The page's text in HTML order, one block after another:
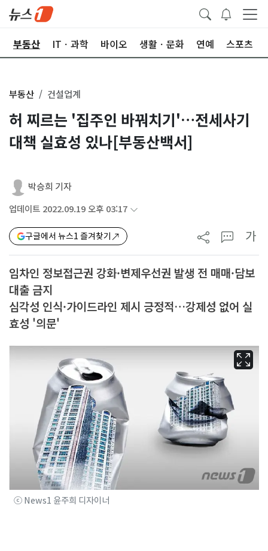
부동산 ITㆍ과학 바이오 생활ㆍ문화 연예 스포츠
부동산 건설업계
허 찌르는 '집주인 바꿔치기'…전세사기
대책 실효성 있나[부동산백서]
박승희 기자
업데이트 2022.09.19 오후 03:17
구글에서 뉴스1 즐겨찾기 가
임차인 정보접근권 강화·변제우선권 발생 전 매매·담보
대출 금지
심각성 인식·가이드라인 제시 긍정적…강제성 없어 실
효성 '의문'
ⓒ News1 윤주희 디자이너